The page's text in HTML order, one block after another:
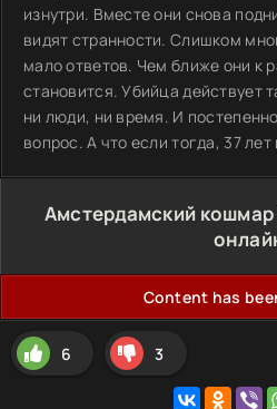
изнутри. Вместе они снова
видят странности. Слишком
мало ответов. Чем ближе они к
становится. Убийца действует
ни люди, ни время. И
вопрос. А что если тогда, 37
Амстердамский
Content has
6 3